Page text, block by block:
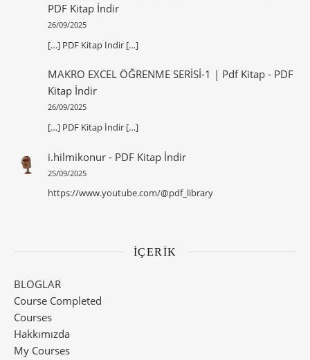
PDF Kitap İndir
26/09/2025
[…] PDF Kitap İndir […]
MAKRO EXCEL ÖĞRENME SERİSİ-1 | Pdf Kitap- PDF
Kitap İndir
26/09/2025
[…] PDF Kitap İndir […]
i.hilmikonur- PDF Kitap İndir
25/09/2025
https://www.youtube.com/@pdf_library
İÇERİK
BLOGLAR
Course Completed
Courses
Hakkımızda
My Courses